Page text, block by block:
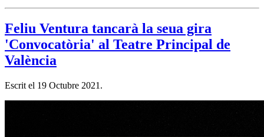
Feliu Ventura tancarà la seua gira
'Convocatòria' al Teatre Principal de
València
Escrit el 19 Octubre 2021 .